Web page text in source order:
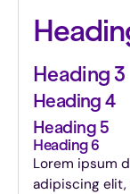
Heading 3
Heading 4
Heading 5
Heading 6
Lorem ipsum
adipiscing